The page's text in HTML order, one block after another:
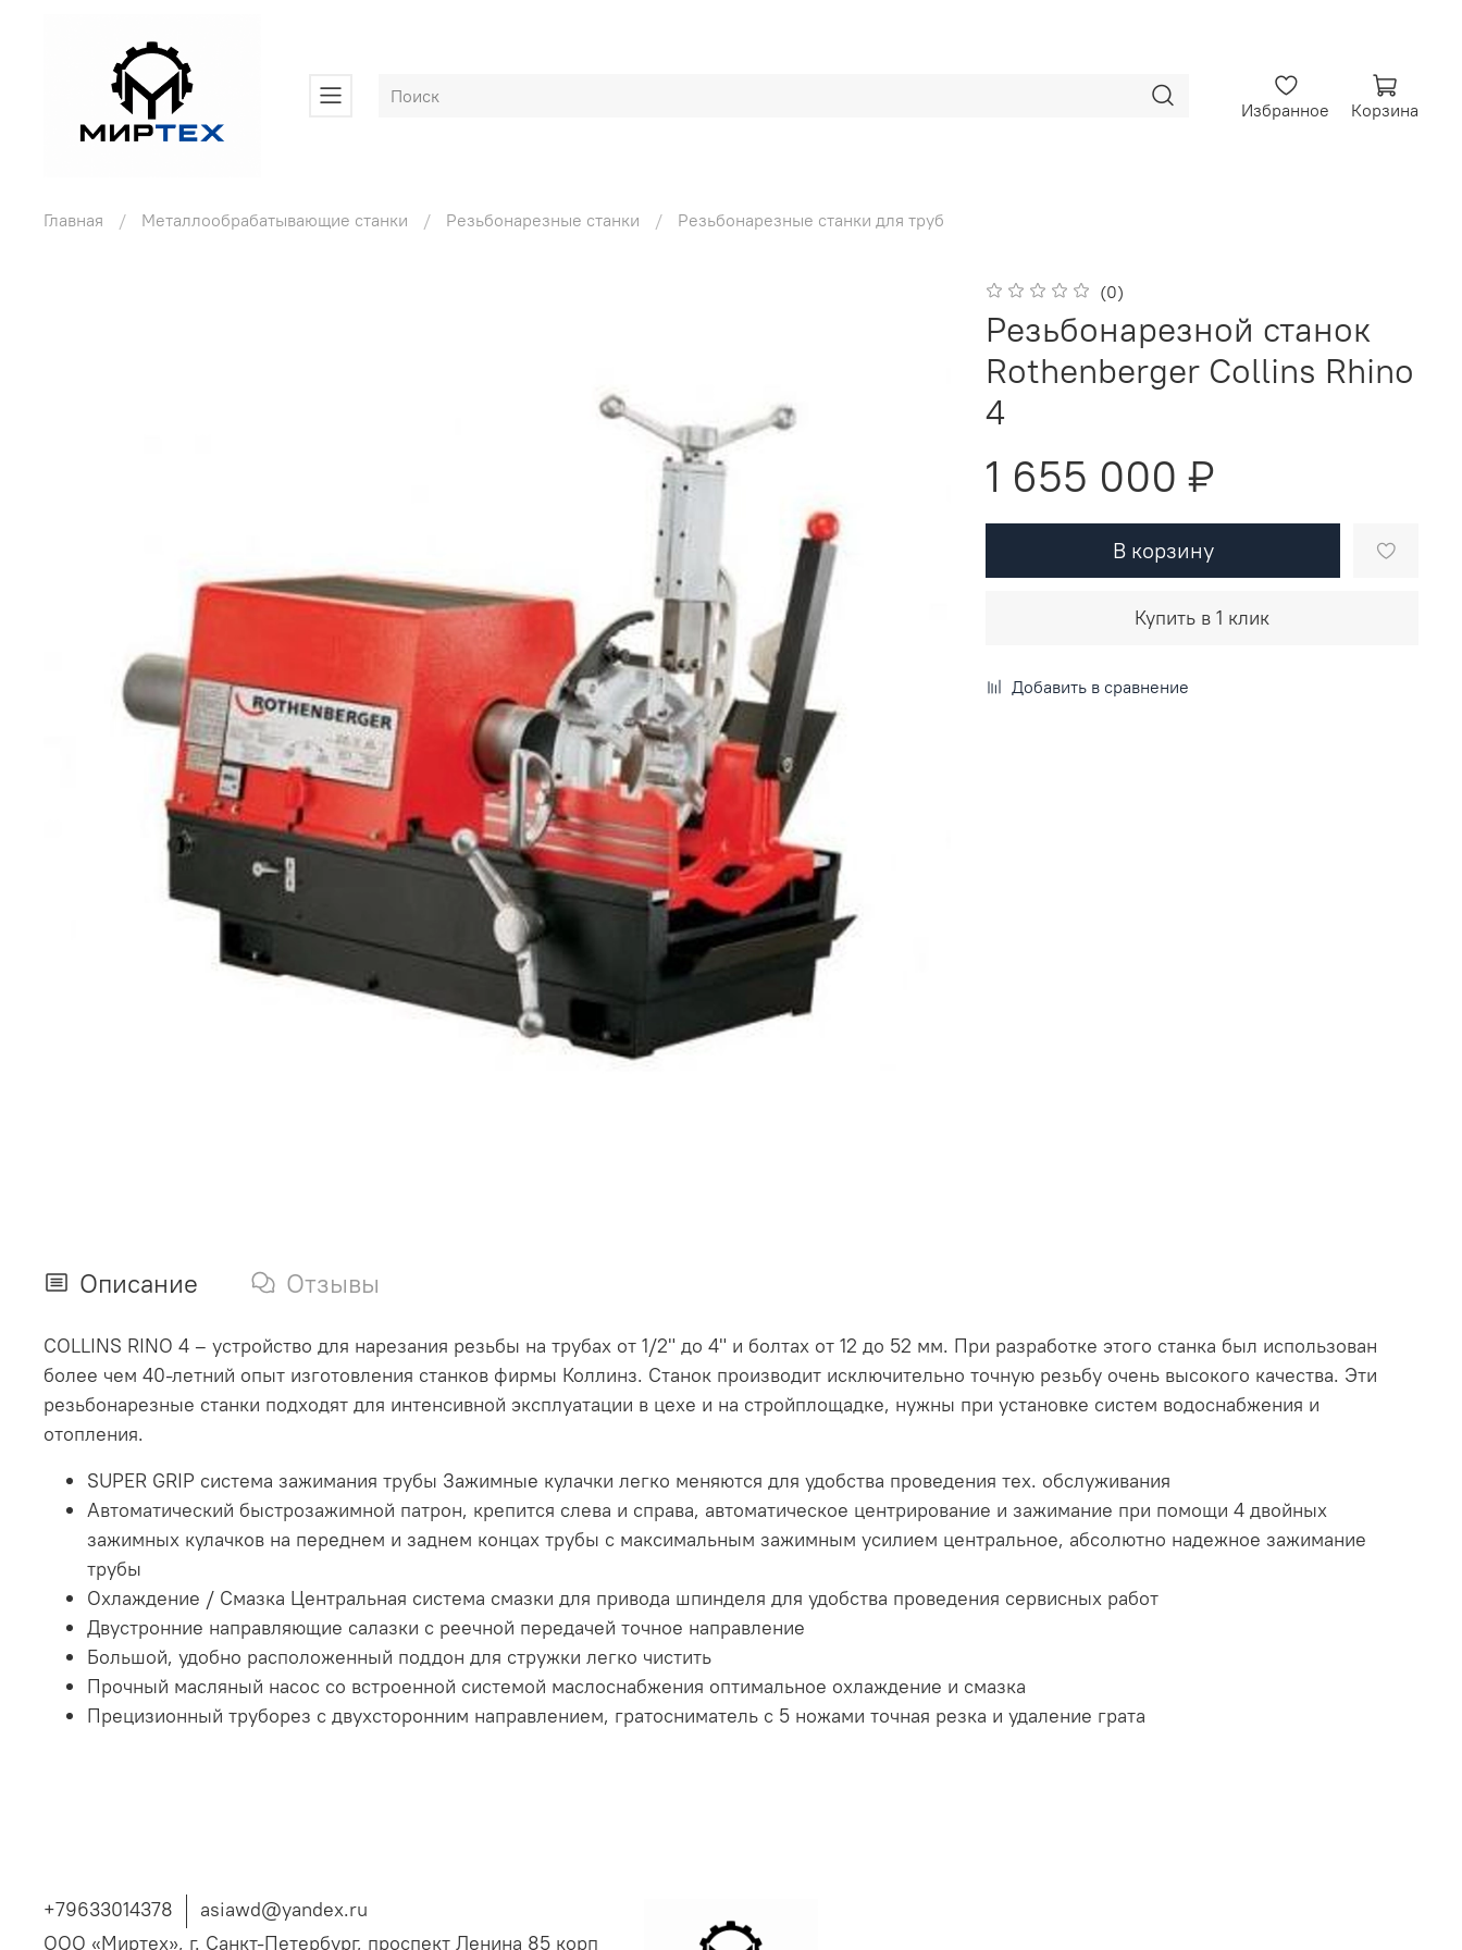
Избранное Корзина
Главная Металлообрабатывающие станки Резьбонарезные станки Резьбонарезные станки для труб
(0)
Резьбонарезной станок
Rothenberger Collins Rhino
4
1 655 000 ₽
В корзину
Купить в 1 клик
Добавить в сравнение
Описание Отзывы
COLLINS RINO 4 – устройство для нарезания резьбы на трубах от 1/2" до 4" и болтах от 12 до 52 мм. При разработке этого станка был использован
более чем 40-летний опыт изготовления станков фирмы Коллинз. Станок производит исключительно точную резьбу очень высокого качества. Эти
резьбонарезные станки подходят для интенсивной эксплуатации в цехе и на стройплощадке, нужны при установке систем водоснабжения и
отопления.
SUPER GRIP система зажимания трубы Зажимные кулачки легко меняются для удобства проведения тех. обслуживания
Автоматический быстрозажимной патрон, крепится слева и справа, автоматическое центрирование и зажимание при помощи 4 двойных
зажимных кулачков на переднем и заднем концах трубы с максимальным зажимным усилием центральное, абсолютно надежное зажимание
трубы
Охлаждение / Смазка Центральная система смазки для привода шпинделя для удобства проведения сервисных работ
Двустронние направляющие салазки с реечной передачей точное направление
Большой, удобно расположенный поддон для стружки легко чистить
Прочный масляный насос со встроенной системой маслоснабжения оптимальное охлаждение и смазка
Прецизионный труборез с двухсторонним направлением, гратосниматель с 5 ножами точная резка и удаление грата
+79633014378
asiawd@yandex.ru
ООО «Миртех», г. Санкт-Петербург, проспект Ленина 85 корп